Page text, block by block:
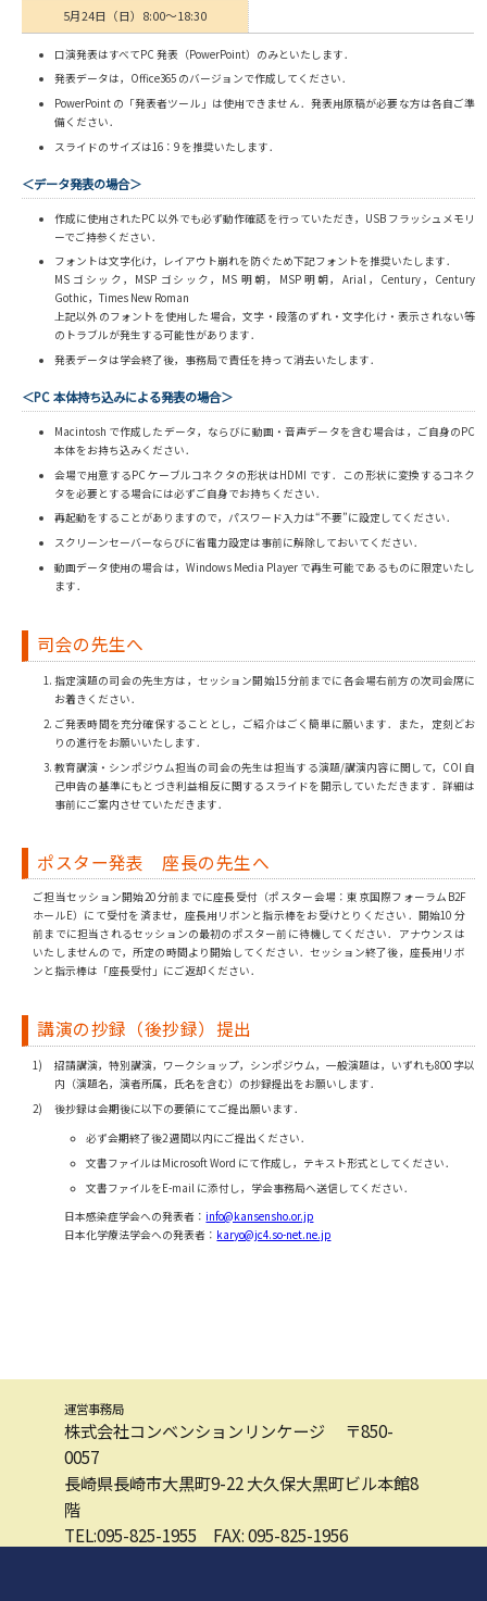
5月24日（日）8:00～18:30
口演発表はすべてPC 発表（PowerPoint）のみといたします．
発表データは，Office365 のバージョンで作成してください．
PowerPoint の「発表者ツール」は使用できません．発表用原稿が必要な方は各自ご準
備ください．
スライドのサイズは16：9 を推奨いたします．
＜データ発表の場合＞
作成に使用されたPC 以外でも必ず動作確認を行っていただき，USB フラッシュメモリ
ーでご持参ください．
フォントは文字化け，レイアウト崩れを防ぐため下記フォントを推奨いたします．
MS ゴシック，MSP ゴシック，MS 明朝，MSP 明朝，Arial，Century，Century
Gothic，Times New Roman
上記以外のフォントを使用した場合，文字・段落のずれ・文字化け・表示されない等
のトラブルが発生する可能性があります．
発表データは学会終了後，事務局で責任を持って消去いたします．
＜PC 本体持ち込みによる発表の場合＞
Macintosh で作成したデータ，ならびに動画・音声データを含む場合は，ご自身のPC
本体をお持ち込みください．
会場で用意するPC ケーブルコネクタの形状はHDMI です．この形状に変換するコネク
タを必要とする場合には必ずご自身でお持ちください．
再起動をすることがありますので，パスワード入力は“不要”に設定してください．
スクリーンセーバーならびに省電力設定は事前に解除しておいてください．
動画データ使用の場合は，Windows Media Player で再生可能であるものに限定いたし
ます．
司会の先生へ
指定演題の司会の先生方は，セッション開始15 分前までに各会場右前方の次司会席に
お着きください．
ご発表時間を充分確保することとし，ご紹介はごく簡単に願います．また，定刻どお
りの進行をお願いいたします．
教育講演・シンポジウム担当の司会の先生は担当する演題/講演内容に関して，COI 自
己申告の基準にもとづき利益相反に関するスライドを開示していただきます．詳細は
事前にご案内させていただきます．
ポスター発表 座長の先生へ
ご担当セッション開始20 分前までに座長受付（ポスター会場：東京国際フォーラムB2F
ホールE）にて受付を済ませ，座長用リボンと指示棒をお受けとりください．開始10 分
前までに担当されるセッションの最初のポスター前に待機してください．アナウンスは
いたしませんので，所定の時間より開始してください．セッション終了後，座長用リボ
ンと指示棒は「座長受付」にご返却ください．
講演の抄録（後抄録）提出
招請講演，特別講演，ワークショップ，シンポジウム，一般演題は，いずれも800 字以
内（演題名，演者所属，氏名を含む）の抄録提出をお願いします．
後抄録は会期後に以下の要領にてご提出願います．
必ず会期終了後2 週間以内にご提出ください．
文書ファイルはMicrosoft Word にて作成し，テキスト形式としてください．
文書ファイルをE-mail に添付し，学会事務局へ送信してください．
日本感染症学会への発表者：info@kansensho.or.jp
日本化学療法学会への発表者： karyo@jc4.so-net.ne.jp
運営事務局
株式会社コンベンションリンケージ
〒850-
0057
長崎県長崎市大黒町9-22 大久保大黒町ビル本館8
階
TEL:095-825-1955 FAX: 095-825-1956